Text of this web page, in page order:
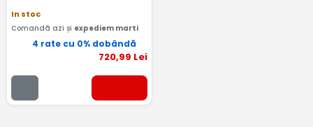
In stoc
Comandă azi și expediem marti
4 rate cu 0% dobândă
720,99 Lei